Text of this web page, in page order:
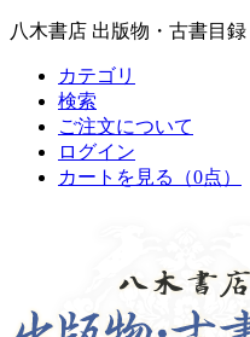
八木書店 出版物・古書目
カテゴリ
検索
ご注文について
ログイン
カートを見る
（0点）